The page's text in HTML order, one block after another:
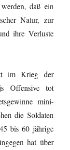
daß ein
Natur, zur
ihre Verluste
im Krieg der
Offensive tot
mini-
die Soldaten
bis 60 jährige
hat über